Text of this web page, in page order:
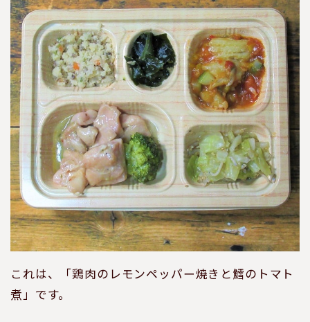
これは、「鶏肉のレモンペッパー焼きと鱈のトマト
煮」です。